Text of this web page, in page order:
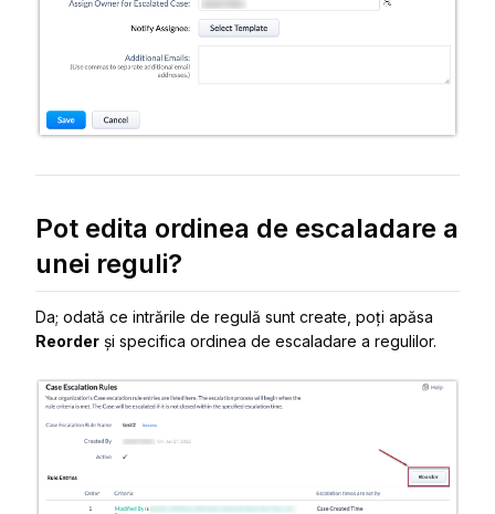
Pot edita ordinea de escaladare a
unei reguli?
Da; odată ce intrările de regulă sunt create, poți apăsa
Reorder și specifica ordinea de escaladare a regulilor.